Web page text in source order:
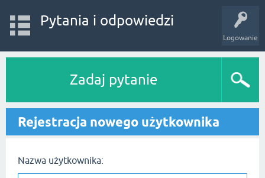
Logowanie
Pytania i odpowiedzi
Zadaj pytanie
Rejestracja nowego użytkownika
Nazwa użytkownika: